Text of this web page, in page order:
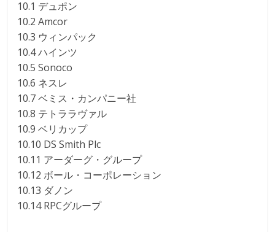
10.1 デュポン
10.2 Amcor
10.3 ウィンパック
10.4 ハインツ
10.5 Sonoco
10.6 ネスレ
10.7 ベミス・カンパニー社
10.8 テトララヴァル
10.9 ベリカップ
10.10 DS Smith Plc
10.11 アーダーグ・グループ
10.12 ボール・コーポレーション
10.13 ダノン
10.14 RPCグループ